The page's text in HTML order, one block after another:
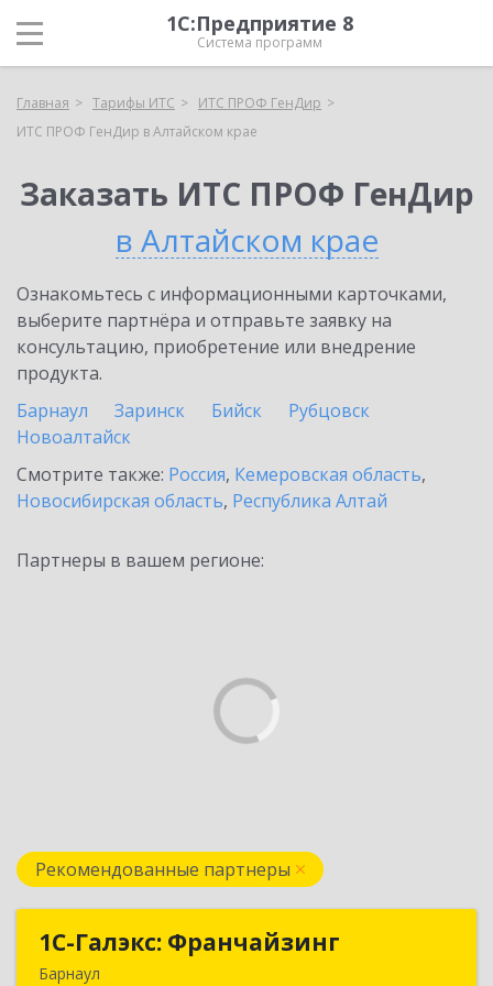
1С:Предприятие 8
Система программ
Главная Тарифы ИТС
ИТС ПРОФ ГенДир
ИТС ПРОФ ГенДир в Алтайском крае
Заказать ИТС ПРОФ ГенДир
в Алтайском крае
Ознакомьтесь с информационными карточками,
выберите партнёра и отправьте заявку на
консультацию, приобретение или внедрение
продукта.
Барнаул
Заринск Бийск
Рубцовск
Новоалтайск
Смотрите также: Россия, Кемеровская область,
Новосибирская область, Республика Алтай
Партнеры в вашем регионе:
Рекомендованные партнеры
1С-Галэкс: Франчайзинг
Барнаул
1С-Галэкс: Франчайзинг